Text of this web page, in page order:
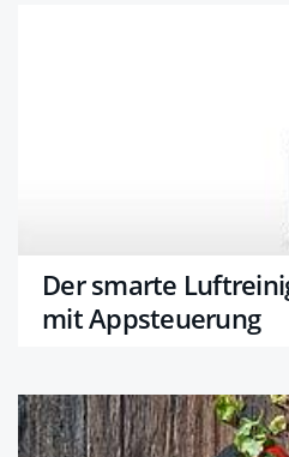
Der smarte
mit Appsteuerung